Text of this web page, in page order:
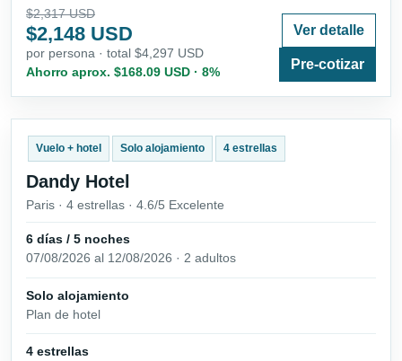
$2,317 USD
$2,148 USD
por persona · total $4,297 USD
Ahorro aprox. $168.09 USD · 8%
Ver detalle
Pre-cotizar
Vuelo + hotel Solo alojamiento 4 estrellas
Dandy Hotel
Paris · 4 estrellas · 4.6/5 Excelente
6 días / 5 noches
07/08/2026 al 12/08/2026 · 2 adultos
Solo alojamiento
Plan de hotel
4 estrellas